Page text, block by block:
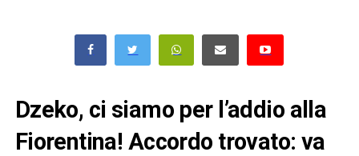
Dzeko, ci siamo per l’addio alla
Fiorentina! Accordo trovato: va